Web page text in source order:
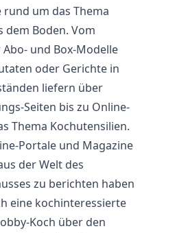
um das Thema
dem Boden. Vom
und Box-Modelle
oder Gerichte in
liefern über
Seiten bis zu Online-
Thema Kochutensilien.
Portale und Magazine
der Welt des
zu berichten haben
eine kochinteressierte
Koch über den